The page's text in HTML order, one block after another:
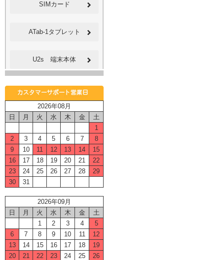
SIMカード
ATab-1タブレット
U2s 端末本体
2026年08月
日
月 火 水 木 金
土
1
2
3 4 5 6 7
8
9
10 11 12 13 14
15
16
17 18 19 20 21
22
23
24 25 26 27 28
29
30
31
2026年09月
日
月 火 水 木 金
土
1
2 3 4
5
6
7 8 9 10 11
12
13
14 15 16 17 18
19
20
21 22 23 24 25
26